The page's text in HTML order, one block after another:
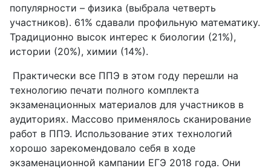
популярности – физика (выбрала четверть
участников). 61% сдавали профильную математику.
Традиционно высок интерес к биологии (21%),
истории (20%), химии (14%).
Практически все ППЭ в этом году перешли на
технологию печати полного комплекта
экзаменационных материалов для участников в
аудиториях. Массово применялось сканирование
работ в ППЭ. Использование этих технологий
хорошо зарекомендовало себя в ходе
экзаменационной кампании ЕГЭ 2018 года. Они